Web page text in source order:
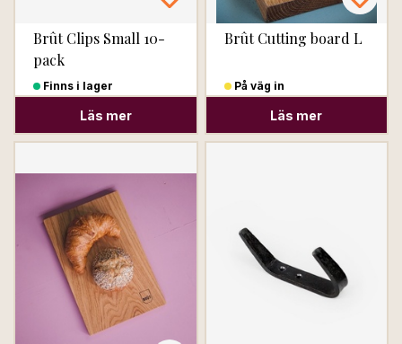
Brût Clips Small 10-
pack
Finns i lager
Läs mer
Brût Cutting board L
På väg in
Läs mer